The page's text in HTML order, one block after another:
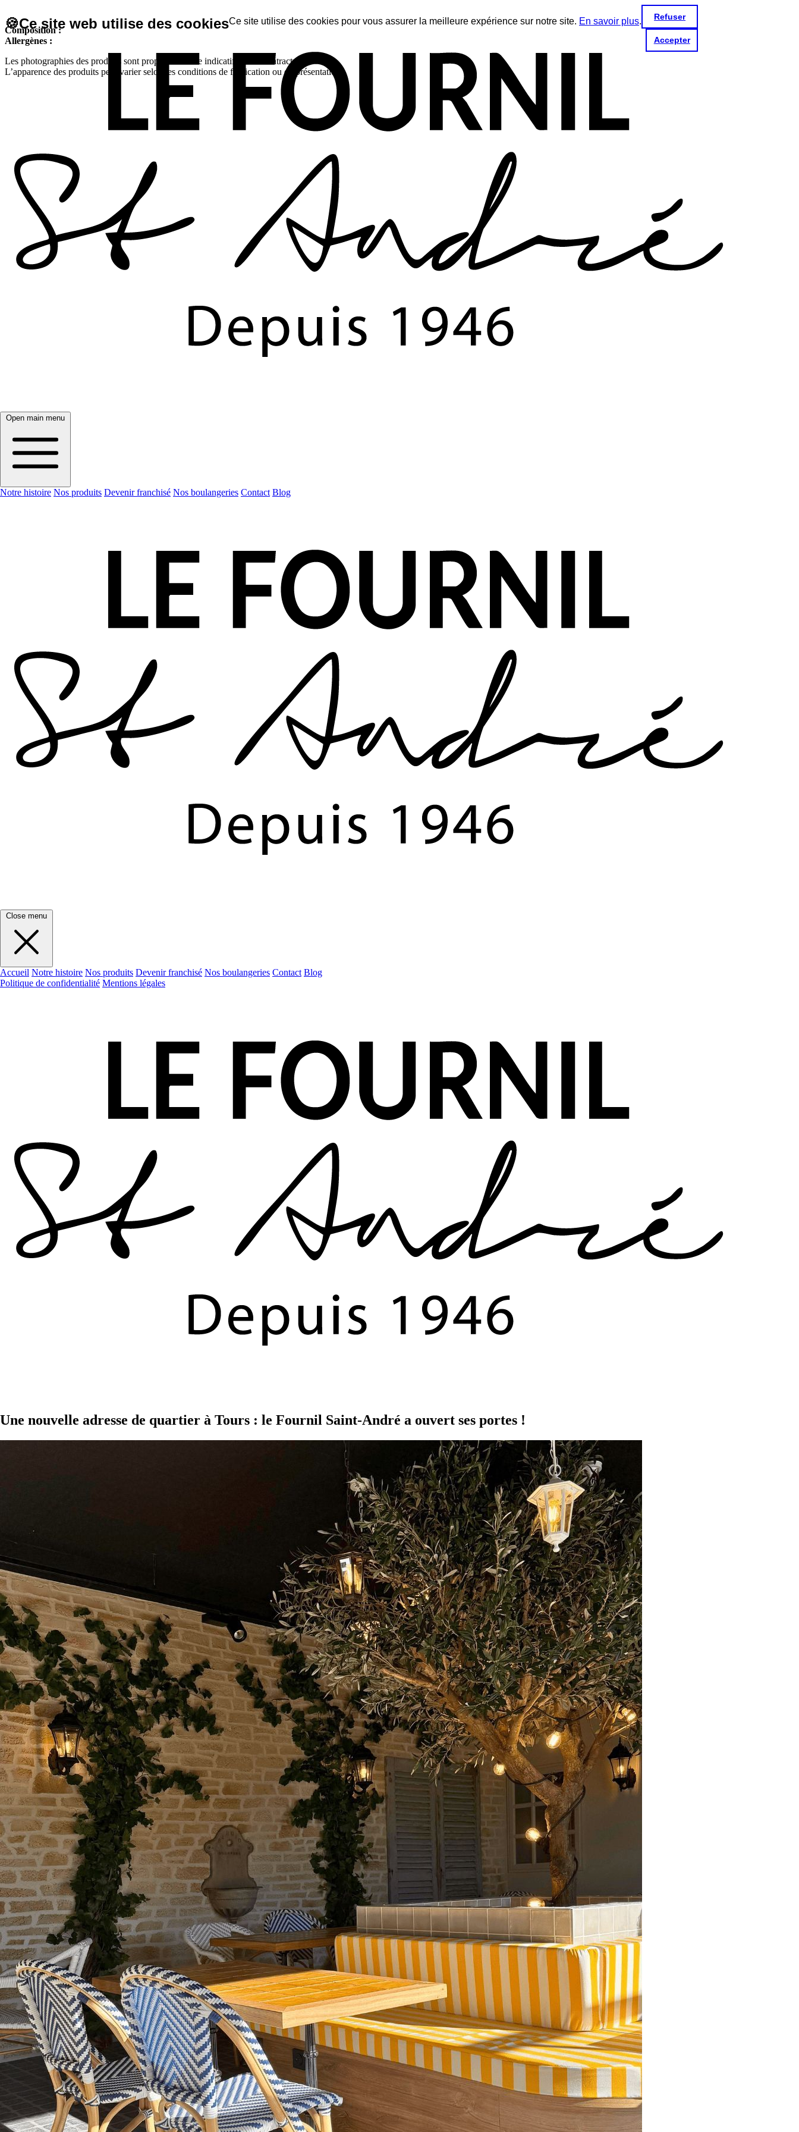
🍪Ce site web utilise des cookiesCe site utilise des cookies pour vous assurer la meilleure expérience sur notre site. En savoir plus. Refuser
Accepter
Open main menu
Notre histoire Nos produits Devenir franchisé Nos boulangeries Contact Blog
Close menu
Accueil Notre histoire Nos produits Devenir franchisé Nos boulangeries Contact Blog
Politique de confidentialité Mentions légales
Une nouvelle adresse de quartier à Tours : le Fournil Saint-André a ouvert ses portes !
Composition :
Allergènes :
Les photographies des produits sont proposées à titre indicatif et non contractuel.
L’apparence des produits peut varier selon les conditions de fabrication ou de présentation.